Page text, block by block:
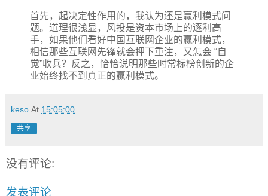
首先，起决定性作用的，我认为还是赢利模式问
题。道理很浅显，风投是资本市场上的逐利高
手，如果他们看好中国互联网企业的赢利模式，
相信那些互联网先锋就会押下重注，又怎会 “自
觉”收兵？反之，恰恰说明那些时常标榜创新的企
业始终找不到真正的赢利模式。
keso At 15:05:00
共享
没有评论:
发表评论